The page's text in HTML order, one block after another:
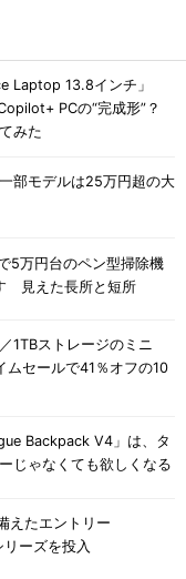
Laptop 13.8インチ」
PCの“完成形”？
みた
部モデルは25万円超の大
5万円台のペン型掃除機
見えた長所と短所
1TBストレージのミニ
ムセールで41％オフの10
Backpack V4」は、タ
じゃなくても欲しくなる
えたエントリー
ーズを投入